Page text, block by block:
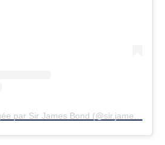
Une publication partagée par Sir James Bond (@sir.james.bond.007)